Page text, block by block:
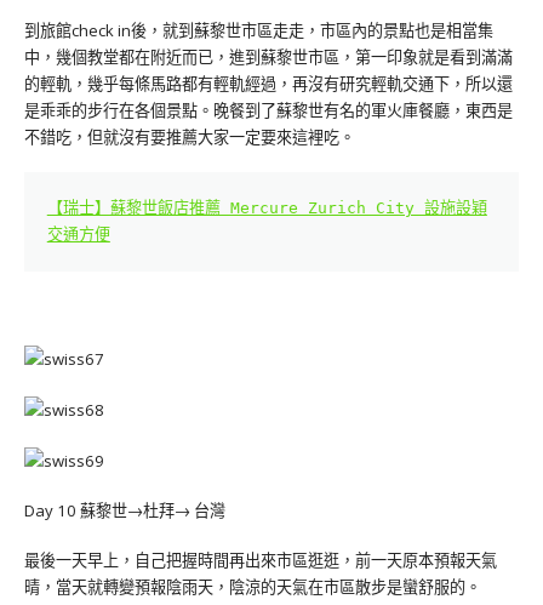
到旅館check in後，就到蘇黎世市區走走，市區內的景點也是相當集
中，幾個教堂都在附近而已，進到蘇黎世市區，第一印象就是看到滿滿
的輕軌，幾乎每條馬路都有輕軌經過，再沒有研究輕軌交通下，所以還
是乖乖的步行在各個景點。晚餐到了蘇黎世有名的軍火庫餐廳，東西是
不錯吃，但就沒有要推薦大家一定要來這裡吃。
【瑞士】蘇黎世飯店推薦 Mercure Zurich City 設施設穎
交通方便
Day 10 蘇黎世→杜拜→ 台灣
最後一天早上，自己把握時間再出來市區逛逛，前一天原本預報天氣
晴，當天就轉變預報陰雨天，陰涼的天氣在市區散步是蠻舒服的。